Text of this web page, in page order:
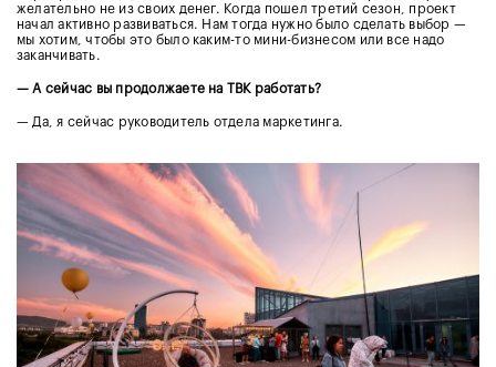
желательно не из своих денег. Когда пошел третий сезон, проект
начал активно развиваться. Нам тогда нужно было сделать выбор —
мы хотим, чтобы это было каким-то мини-бизнесом или все надо
заканчивать.
— А сейчас вы продолжаете на ТВК работать?
— Да, я сейчас руководитель отдела маркетинга.